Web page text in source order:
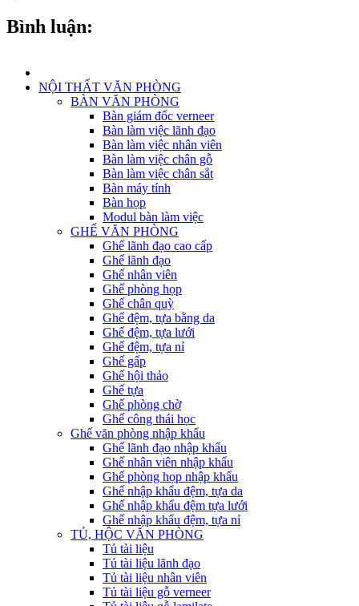
Bình luận:
NỘI THẤT VĂN PHÒNG
BÀN VĂN PHÒNG
Bàn giám đốc verneer
Bàn làm việc lãnh đạo
Bàn làm việc nhân viên
Bàn làm việc chân gỗ
Bàn làm việc chân sắt
Bàn máy tính
Bàn họp
Modul bàn làm việc
GHẾ VĂN PHÒNG
Ghế lãnh đạo cao cấp
Ghế lãnh đạo
Ghế nhân viên
Ghế phòng họp
Ghế chân quỳ
Ghế đệm, tựa bằng da
Ghế đệm, tựa lưới
Ghế đệm, tựa nỉ
Ghế gấp
Ghế hội thảo
Ghế tựa
Ghế phòng chờ
Ghế công thái học
Ghế văn phòng nhập khẩu
Ghế lãnh đạo nhập khẩu
Ghế nhân viên nhập khẩu
Ghế phòng họp nhập khẩu
Ghế nhập khẩu đệm, tựa da
Ghế nhập khẩu đệm tựa lưới
Ghế nhập khẩu đệm, tựa nỉ
TỦ, HỘC VĂN PHÒNG
Tủ tài liệu
Tủ tài liệu lãnh đạo
Tủ tài liệu nhân viên
Tủ tài liệu gỗ verneer